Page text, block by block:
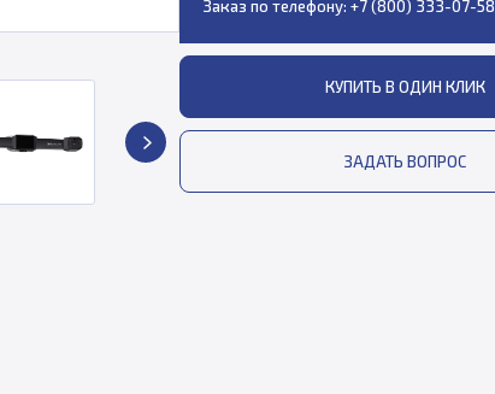
Заказ по телефону: +7 (800) 333-07-58
КУПИТЬ В ОДИН КЛИК
ЗАДАТЬ ВОПРОС